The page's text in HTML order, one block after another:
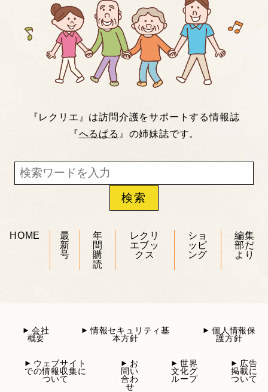
『レクリエ』は訪問介護をサポートする情報誌
『へるぱる 』の姉妹誌です。
HOME
最
新
号
年
間
購
読
レクリ
エブッ
クス
ショ
ッピ
ング
編集
部だ
より
会社
概要
情報セキュリティ基
本方針
個人情報保
護方針
ウェブサイト
での情報収集に
ついて
お
問い
合わ
せ
世界
文化グ
ループ
広告
掲載に
ついて